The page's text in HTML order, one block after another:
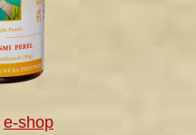
e-shop